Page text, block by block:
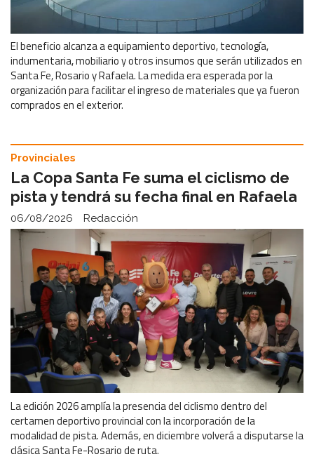
El beneficio alcanza a equipamiento deportivo, tecnología,
indumentaria, mobiliario y otros insumos que serán utilizados en
Santa Fe, Rosario y Rafaela. La medida era esperada por la
organización para facilitar el ingreso de materiales que ya fueron
comprados en el exterior.
La Copa Santa Fe suma el ciclismo de
pista y tendrá su fecha final en Rafaela
Redacción
Provinciales
06/08/2026
La edición 2026 amplía la presencia del ciclismo dentro del
certamen deportivo provincial con la incorporación de la
modalidad de pista. Además, en diciembre volverá a disputarse la
clásica Santa Fe-Rosario de ruta.